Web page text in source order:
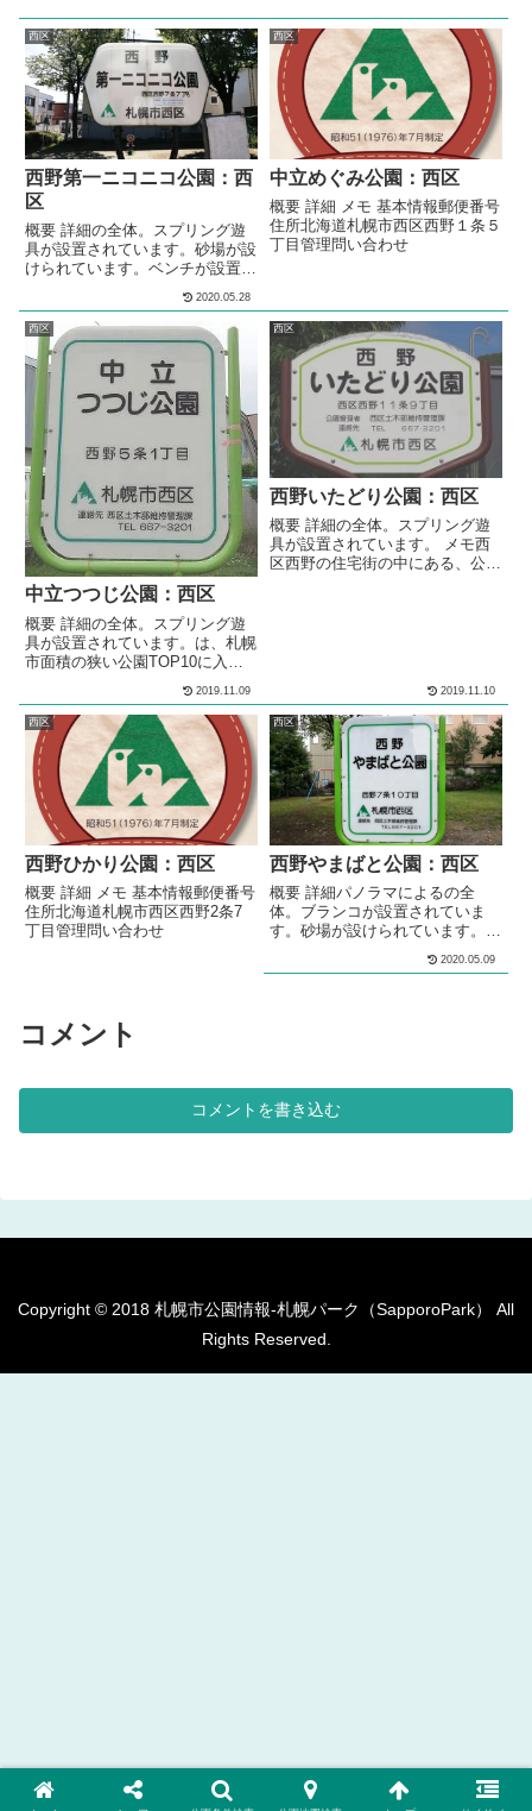
西区
西野第一ニコニコ公園：西
区
概要 詳細の全体。スプリング遊
具が設置されています。砂場が設
けられています。ベンチが設置さ
の中にある、公園です。 基本情
報郵便番号〒063-0037住所北海
道札幌市西区西野７条７丁目管理
問い合わせ
2020.05.28
西区
中立めぐみ公園：西区
概要 詳細 メモ 基本情報郵便番号
住所北海道札幌市西区西野１条５
丁目管理問い合わせ
西区
中立つつじ公園：西区
概要 詳細の全体。スプリング遊
具が設置されています。は、札幌
市面積の狭い公園TOP10に入っ
街の中にある、公園です。 基本
情報郵便番号〒063-0035住所北
海道札幌市西区西野５条１丁目管
理問い合わせ
2019.11.09
西区
西野いたどり公園：西区
概要 詳細の全体。スプリング遊
具が設置されています。 メモ西
区西野の住宅街の中にある、公園
2019.11.10
西区
西野ひかり公園：西区
概要 詳細 メモ 基本情報郵便番号
住所北海道札幌市西区西野2条7
丁目管理問い合わせ
西区
西野やまばと公園：西区
概要 詳細パノラマによるの全
体。ブランコが設置されていま
す。砂場が設けられています。砂
います。 メモ住宅街の中にあ
2020.05.09
コメント
コメントを書き込む
Copyright © 2018 札幌市公園情報-札幌パーク（SapporoPark） All
Rights Reserved.